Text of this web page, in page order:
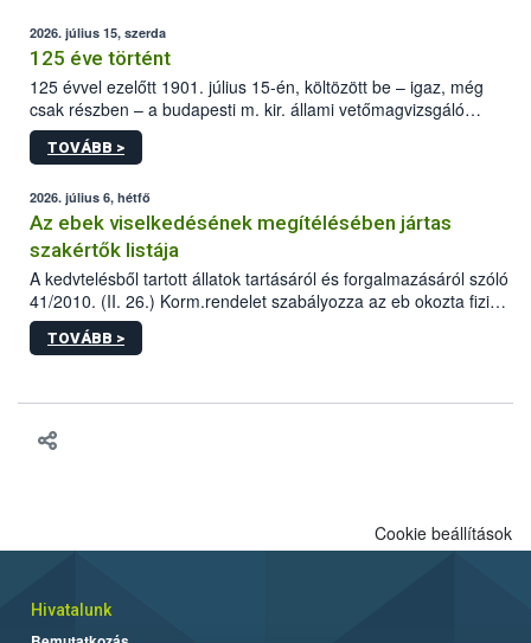
2026. július 15, szerda
125 éve történt
125 évvel ezelőtt 1901. július 15-én, költözött be – igaz, még
csak részben – a budapesti m. kir. állami vetőmagvizsgáló
állomás a Kis Rókus utca 15. szám alatti, Czigler Győző által
tervezett új épületébe.
TOVÁBB >
2026. július 6, hétfő
Az ebek viselkedésének megítélésében jártas
szakértők listája
A kedvtelésből tartott állatok tartásáról és forgalmazásáról szóló
41/2010. (II. 26.) Korm.rendelet szabályozza az eb okozta fizikai
sérülés, illetve ennek veszélye keletkezésekor felmerülő
hatósági feladatokat, valamint a veszélyes eb tartását és annak
TOVÁBB >
Cookie beállítások
Hivatalunk